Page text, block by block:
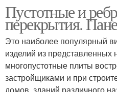
Пустотные и
перекрытия.
Это наиболее популярный
изделий из представленных
многопустотные плиты
застройщиками и при